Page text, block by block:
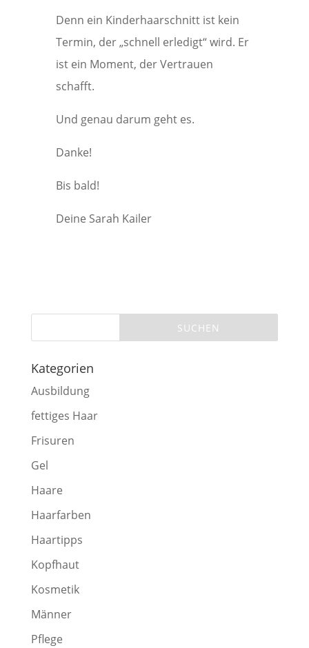
Denn ein Kinderhaarschnitt ist kein
Termin, der „schnell erledigt“ wird. Er
ist ein Moment, der Vertrauen
schafft.
Und genau darum geht es.
Danke!
Bis bald!
Deine Sarah Kailer
Kategorien
Ausbildung
fettiges Haar
Frisuren
Gel
Haare
Haarfarben
Haartipps
Kopfhaut
Kosmetik
Männer
Pflege